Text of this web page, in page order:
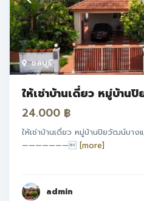
ชลบุรี
ให้เช่าบ้านเดี่ยว หมู่บ้าน
24.000 ฿
ให้เช่าบ้านเดี่ยว หมู่บ้านปิยวัฒน์บา
——————— [more]
admin